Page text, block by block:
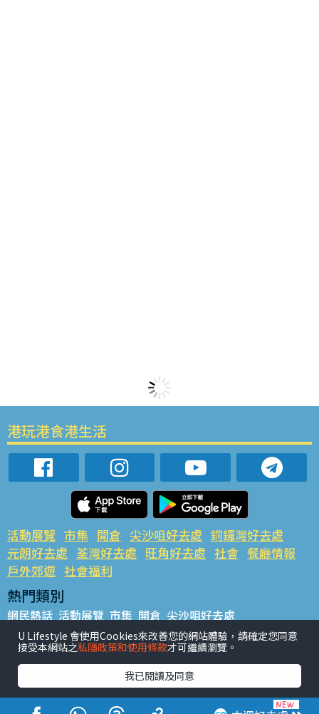
港玩港食港生活
活動展覽 市集 開倉 尖沙咀好去處 銅鑼灣好去處
元朗好去處 荃灣好去處 旺角好去處 社會 餐廳情報
戶外郊遊 社會福利
熱門類別
網民熱話 活動展覽 市集 開倉 尖沙咀好去處
銅鑼灣好去處 元朗好去處 荃灣好去處 旺角好去處 社會
餐廳情報 戶外郊遊
熱門標籤
#UGO搵好去處 #人氣活動推介 #美食社群熱話
#親子玩樂好去處
#ULifestyle應用程式 #限時搶
U Lifestyle 會使用Cookies來改善您的網站體驗，請確定您同意
接受本網站之私隱政策和使用條款才可繼續瀏覽。
我已閱讀及同意